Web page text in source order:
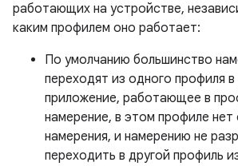
работающих на устройстве,
каким профилем оно работает:
По умолчанию большинство
переходят из одного профиля в
приложение, работающее в
намерение, в этом профиле нет
намерения, и намерению не
переходить в другой профиль